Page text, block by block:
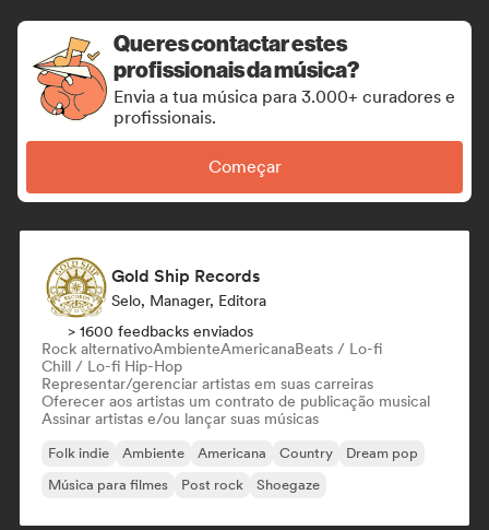
Queres contactar estes
profissionais da música?
Envia a tua música para 3.000+ curadores e
profissionais.
Começar
Gold Ship Records
Selo, Manager, Editora
> 1600 feedbacks enviados
Rock alternativoAmbienteAmericanaBeats / Lo-fi
Chill / Lo-fi Hip-Hop
Representar/gerenciar artistas em suas carreiras
Oferecer aos artistas um contrato de publicação musical
Assinar artistas e/ou lançar suas músicas
Folk indie Ambiente Americana Country
Dream pop
Música para filmes
Post rock Shoegaze